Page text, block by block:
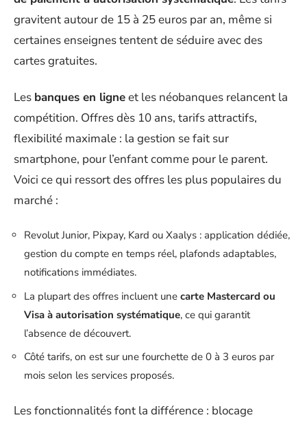
gravitent autour de 15 à 25 euros par an, même si
certaines enseignes tentent de séduire avec des
cartes gratuites.
Les banques en ligneet les néobanques relancent la
compétition. Offres dès 10 ans, tarifs attractifs,
flexibilité maximale : la gestion se fait sur
smartphone, pour l’enfant comme pour le parent.
Voici ce qui ressort des offres les plus populaires du
marché :
Revolut Junior, Pixpay, Kard ou Xaalys : application dédiée,
gestion du compte en temps réel, plafonds adaptables,
notifications immédiates.
La plupart des offres incluent une carte Mastercard ou
Visa à autorisation systématique, ce qui garantit
l’absence de découvert.
Côté tarifs, on est sur une fourchette de 0 à 3 euros par
mois selon les services proposés.
Les fonctionnalités font la différence : blocage